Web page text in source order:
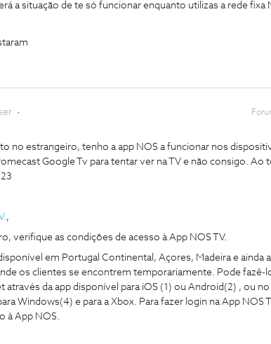
a situação de te só funcionar enquanto utilizas a rede fixa
no estrangeiro, tenho a app NOS a funcionar nos
Google Tv para tentar ver na TV e não consigo. Ao
,
verifique as condições de acesso à App NOS TV.
em Portugal Continental, Açores, Madeira e ainda
os clientes se encontrem temporariamente. Pode fazê-
através da app disponível para iOS (1) ou Android(2) , ou
Windows(4) e para a Xbox. Para fazer login na App NOS
à App NOS.